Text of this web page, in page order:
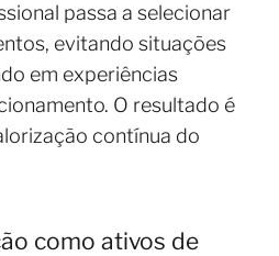
passa a selecionar
evitando situações
em experiências
O resultado é
contínua do
como ativos de